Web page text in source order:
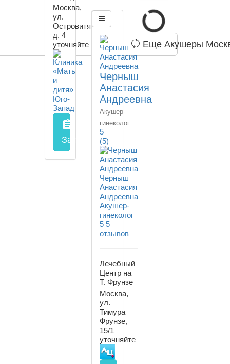
Москва,
ул.
Островитянова,
д. 4
уточняйте
assignment
Запись на прием
Черныш
Анастасия
Андреевна
Акушер-
гинеколог
5
(5)
Черныш
Анастасия
Андреевна
Акушер-
гинеколог
5 5
отзывов
Лечебный
Центр на
Т. Фрунзе
Москва,
ул.
Тимура
Фрунзе,
15/1
уточняйте
Еще Акушеры